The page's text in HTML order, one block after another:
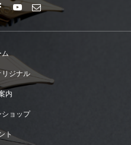
ム
リジナル
内
ショップ
ト